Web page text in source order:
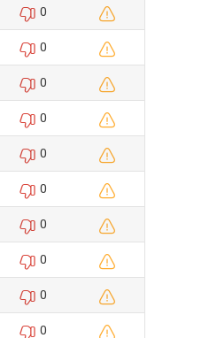
0
0
0
0
0
0
0
0
0
0